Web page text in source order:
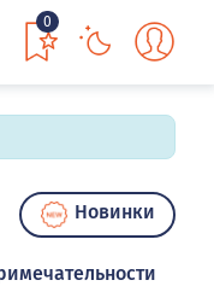
0
Новинки